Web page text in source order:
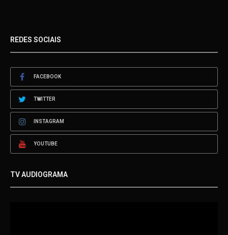
REDES SOCIAIS
FACEBOOK
TWITTER
INSTAGRAM
YOUTUBE
TV AUDIOGRAMA